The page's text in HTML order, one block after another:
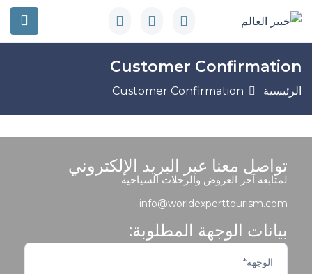
Customer Confirmation
الرئيسية Customer Confirmation
تواصل معنا عبر البريد الإلكتروني
لمتابعة آخر العروض والرحلات السياحية
info@worldexperttourism.com
بيانات الوجهة المطلوبة: